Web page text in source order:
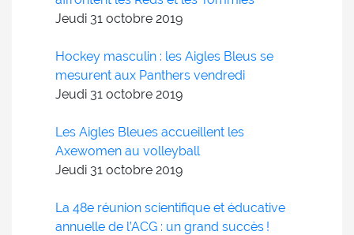
Jeudi 31 octobre 2019
Hockey masculin : les Aigles Bleus se
mesurent aux Panthers vendredi
Jeudi 31 octobre 2019
Les Aigles Bleues accueillent les
Axewomen au volleyball
Jeudi 31 octobre 2019
La 48e réunion scientifique et éducative
annuelle de l’ACG : un grand succès !